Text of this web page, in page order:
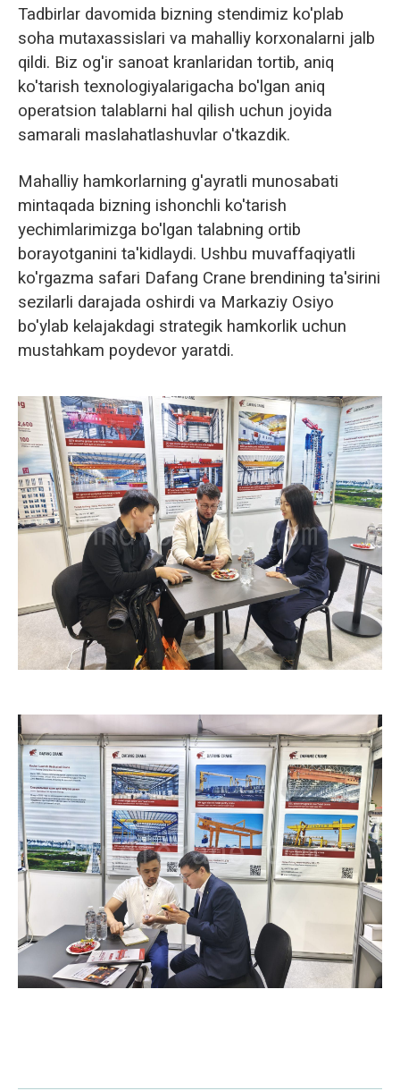
Tadbirlar davomida bizning stendimiz ko'plab
soha mutaxassislari va mahalliy korxonalarni jalb
qildi. Biz og'ir sanoat kranlaridan tortib, aniq
ko'tarish texnologiyalarigacha bo'lgan aniq
operatsion talablarni hal qilish uchun joyida
samarali maslahatlashuvlar o'tkazdik.
Mahalliy hamkorlarning g'ayratli munosabati
mintaqada bizning ishonchli ko'tarish
yechimlarimizga bo'lgan talabning ortib
borayotganini ta'kidlaydi. Ushbu muvaffaqiyatli
ko'rgazma safari Dafang Crane brendining ta'sirini
sezilarli darajada oshirdi va Markaziy Osiyo
bo'ylab kelajakdagi strategik hamkorlik uchun
mustahkam poydevor yaratdi.